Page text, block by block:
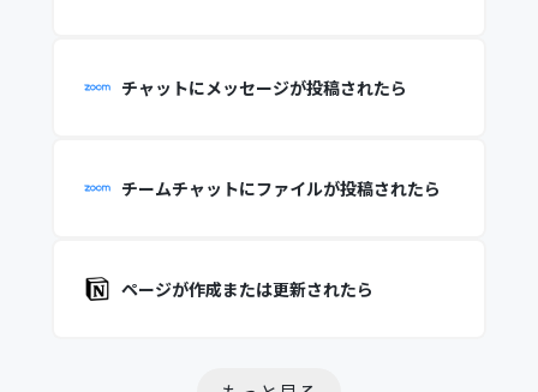
チャットにメッセージが投稿されたら
チームチャットにファイルが投稿されたら
ページが作成または更新されたら